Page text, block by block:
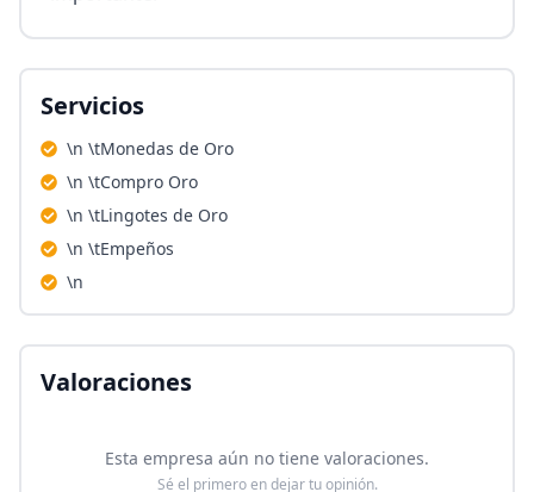
Servicios
\n \tMonedas de Oro
\n \tCompro Oro
\n \tLingotes de Oro
\n \tEmpeños
\n
Valoraciones
Esta empresa aún no tiene valoraciones.
Sé el primero en dejar tu opinión.